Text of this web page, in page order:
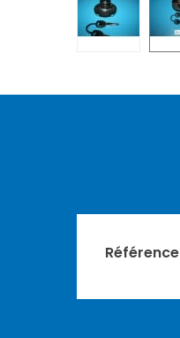
Référence